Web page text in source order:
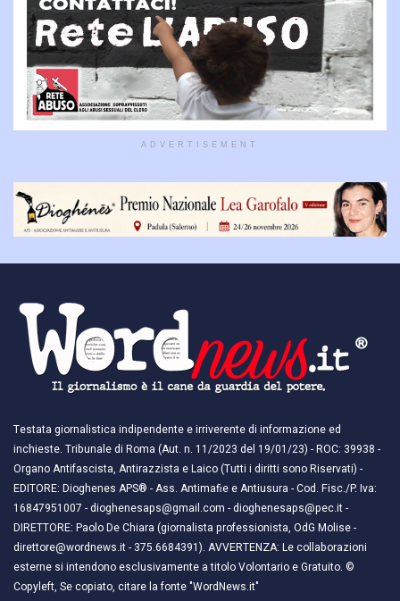
ADVERTISEMENT
Testata giornalistica indipendente e irriverente di informazione ed
inchieste. Tribunale di Roma (Aut. n. 11/2023 del 19/01/23) - ROC: 39938 -
Organo Antifascista, Antirazzista e Laico (Tutti i diritti sono Riservati) -
EDITORE: Dioghenes APS® - Ass. Antimafie e Antiusura - Cod. Fisc./P. Iva:
16847951007 - dioghenesaps@gmail.com - dioghenesaps@pec.it - ​​
DIRETTORE: Paolo De Chiara (giornalista professionista, OdG Molise -
direttore@wordnews.it - ​​375.6684391). AVVERTENZA: Le collaborazioni
esterne si intendono esclusivamente a titolo Volontario e Gratuito. ©
Copyleft, Se copiato, citare la fonte "WordNews.it"